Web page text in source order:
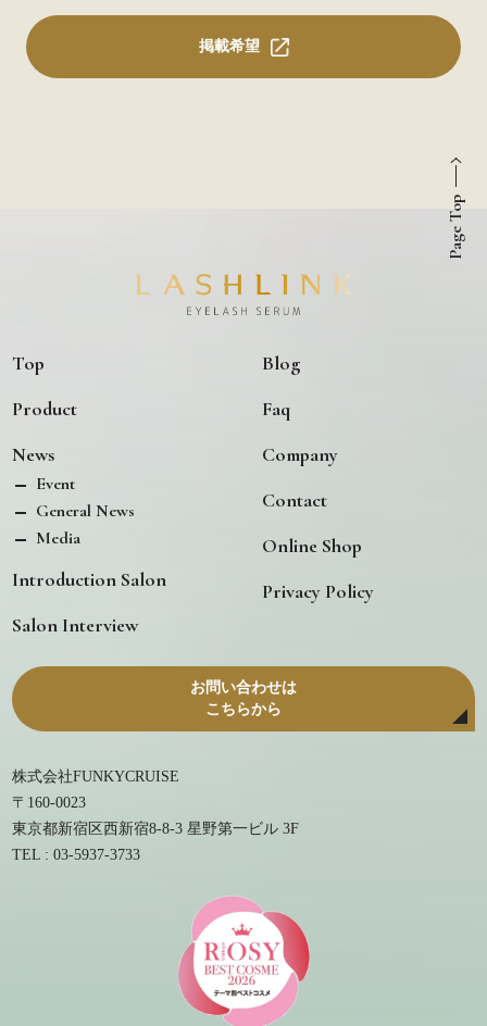
掲載希望
Page Top
Top
Product
News
Event
General News
Media
Introduction Salon
Salon Interview
Blog
Faq
Company
Contact
Online Shop
Privacy Policy
お問い合わせは
こちらから
株式会社FUNKYCRUISE
〒160-0023
東京都新宿区西新宿8-8-3 星野第一ビル 3F
TEL : 03-5937-3733